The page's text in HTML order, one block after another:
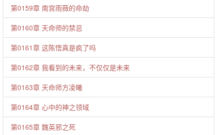
第0159章 南宫雨薇的命劫
第0160章 天命师的禁忌
第0161章 这陈悟真是疯了吗
第0162章 我看到的未来，不仅仅是未来
第0163章 天命师方凌曦
第0164章 心中的神之领域
第0165章 魏英邪之死